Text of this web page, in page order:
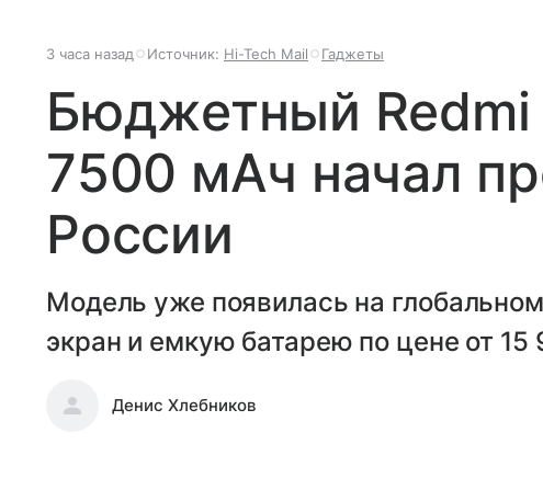
3 часа назад Источник: Hi-Tech Mail Гаджеты
Бюджетный Redmi
7500 мАч начал
России
Модель уже появилась на
экран и емкую батарею по цене от 15
Денис Хлебников